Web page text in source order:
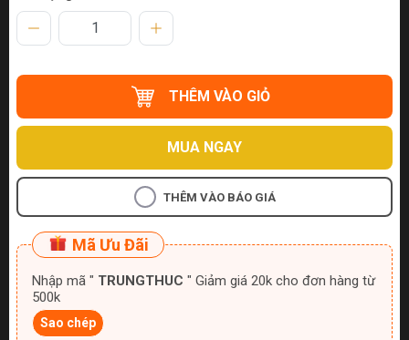
THÊM VÀO GIỎ
MUA NGAY
THÊM VÀO BÁO GIÁ
Mã Ưu Đãi
Nhập mã " TRUNGTHUC " Giảm giá 20k cho đơn hàng từ
500k
Sao chép